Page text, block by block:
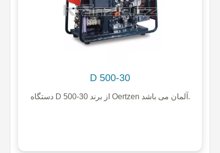
D 500-30
دستگاه D 500-30 از برند Oertzen آلمان می باشد.